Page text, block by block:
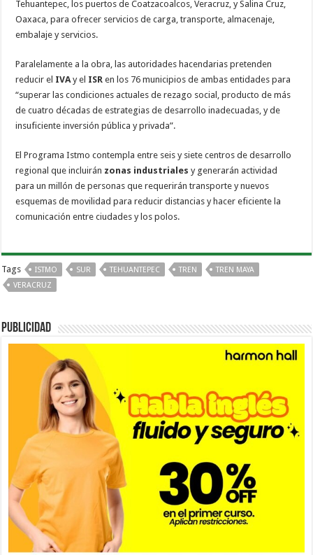
Tehuantepec, los puertos de Coatzacoalcos, Veracruz, y Salina Cruz,
Oaxaca, para ofrecer servicios de carga, transporte, almacenaje,
embalaje y servicios.
Paralelamente a la obra, las autoridades hacendarias pretenden
reducir el IVAy el ISRen los 76 municipios de ambas entidades para
“superar las condiciones actuales de rezago social, producto de más
de cuatro décadas de estrategias de desarrollo inadecuadas, y de
insuficiente inversión pública y privada”.
El Programa Istmo contempla entre seis y siete centros de desarrollo
regional que incluirán zonas industrialesy generarán actividad
para un millón de personas que requerirán transporte y nuevos
esquemas de movilidad para reducir distancias y hacer eficiente la
comunicación entre ciudades y los polos.
Tags ISTMO SUR TEHUANTEPEC TREN
TREN MAYA
VERACRUZ
PUBLICIDAD